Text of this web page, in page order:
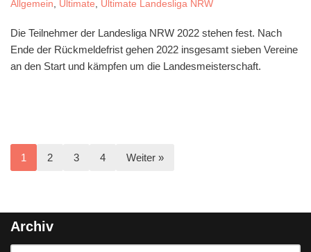
Allgemein, Ultimate, Ultimate Landesliga NRW
Die Teilnehmer der Landesliga NRW 2022 stehen fest. Nach
Ende der Rückmeldefrist gehen 2022 insgesamt sieben Vereine
an den Start und kämpfen um die Landesmeisterschaft.
1 2 3 4 Weiter »
Archiv